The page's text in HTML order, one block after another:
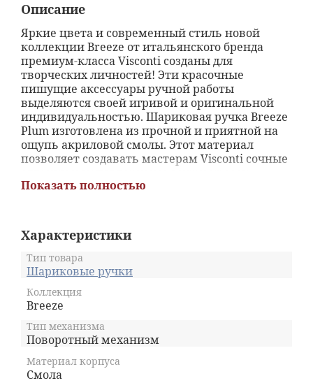
Описание
Яркие цвета и современный стиль новой
коллекции Breeze от итальянского бренда
премиум-класса Visconti созданы для
творческих личностей! Эти красочные
пишущие аксессуары ручной работы
выделяются своей игривой и оригинальной
индивидуальностью. Шариковая ручка Breeze
Plum изготовлена из прочной и приятной на
ощупь акриловой смолы. Этот материал
позволяет создавать мастерам Visconti сочные
подобно освежающему утреннему морскому
палладием, а фирменный поворотный
механизм выдвижения стержня работает
плавно и четко и позволит быстро
подготовить письменный инструмент к
озарения. Легкая подарочная упаковка,
выполненная в современном лаконичном
стиле, идеально сочетается со свежестью
цветовой палитры новой привлекательной
коллекции Visconti.
Показать полностью
Характеристики
Тип товара
Шариковые ручки
Коллекция
Breeze
Тип механизма
Поворотный механизм
Материал корпуса
Смола